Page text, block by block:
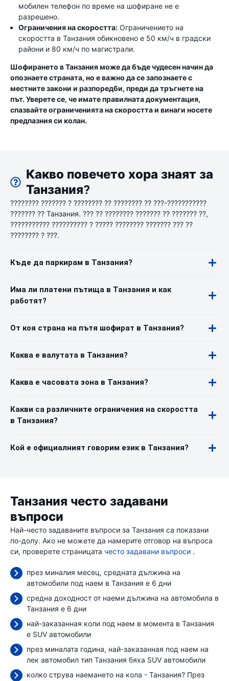
мобилен телефон по време на шофиране не е
разрешено.
Ограничения на скоростта: Ограничението на
скоростта в Танзания обикновено е 50 км/ч в градски
райони и 80 км/ч по магистрали.
Шофирането в Танзания може да бъде чудесен начин да
опознаете страната, но е важно да се запознаете с
местните закони и разпоредби, преди да тръгнете на
път. Уверете се, че имате правилната документация,
спазвайте ограниченията на скоростта и винаги носете
предпазния си колан.
Какво повечето хора знаят за
Танзания?
???????? ??????? ? ???????? ?? ???????? ?? ???-???????????
??????? ?? Танзания. ??? ?? ???????? ??????? ?? ??????? ??,
??????????? ?????????? ? ????? ???????? ??????? ??? ??
???????? ? ???.
Къде да паркирам в Танзания?
Има ли платени пътища в Танзания и как
работят?
От коя страна на пътя шофират в Танзания?
Каква е валутата в Танзания?
Каква е часовата зона в Танзания?
Какви са различните ограничения на скоростта
в Танзания?
Кой е официалният говорим език в Танзания?
Танзания често задавани
въпроси
Най-често задаваните въпроси за Танзания са показани
по-долу. Ако не можете да намерите отговор на въпроса
си, проверете страницата често задавани въпроси .
през миналия месец, средната дължина на
автомобили под наем в Танзания е 6 дни
средна доходност от наеми дължина на автомобила в
Танзания е 6 дни
най-заказанная коли под наем в момента в Танзания
е SUV автомобили
през миналата година, най-заказанная под наем на
лек автомобил тип Танзания бяха SUV автомобили
колко струва наемането на кола - Танзания? През